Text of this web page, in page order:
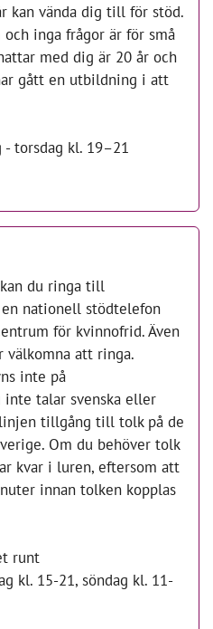
kan vända dig till för stöd.
inga frågor är för små
med dig är 20 år och
gått en utbildning i att
- torsdag kl. 19–21
du ringa till
nationell stödtelefon
för kvinnofrid. Även
välkomna att ringa.
inte på
talar svenska eller
tillgång till tolk på de
Om du behöver tolk
kvar i luren, eftersom att
innan tolken kopplas
runt
kl. 15-21, söndag kl. 11-